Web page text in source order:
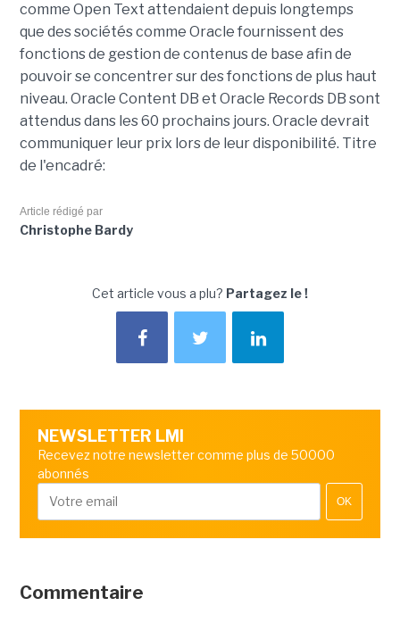
comme Open Text attendaient depuis longtemps
que des sociétés comme Oracle fournissent des
fonctions de gestion de contenus de base afin de
pouvoir se concentrer sur des fonctions de plus haut
niveau. Oracle Content DB et Oracle Records DB sont
attendus dans les 60 prochains jours. Oracle devrait
communiquer leur prix lors de leur disponibilité. Titre
de l'encadré:
Article rédigé par
Christophe Bardy
Cet article vous a plu? Partagez le !
NEWSLETTER LMI
Recevez notre newsletter comme plus de 50000
abonnés
OK
Commentaire